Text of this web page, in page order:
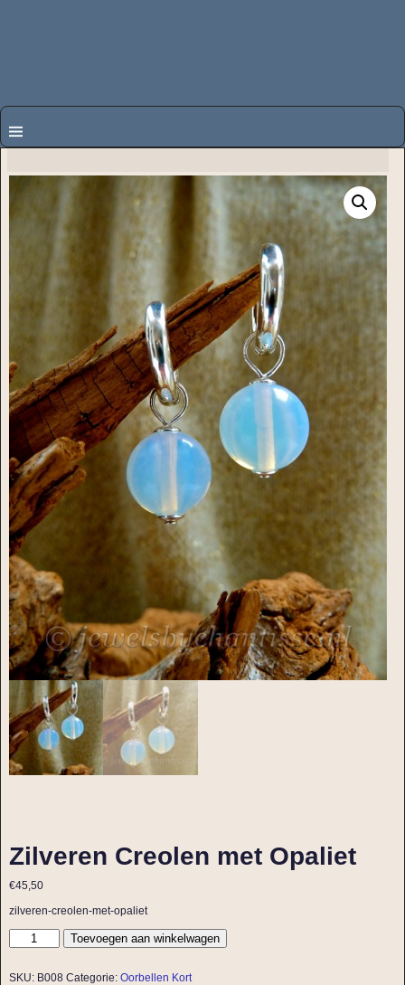
Zilveren Creolen met Opaliet
€45,50
zilveren-creolen-met-opaliet
Toevoegen aan winkelwagen
SKU: B008 Categorie: Oorbellen Kort